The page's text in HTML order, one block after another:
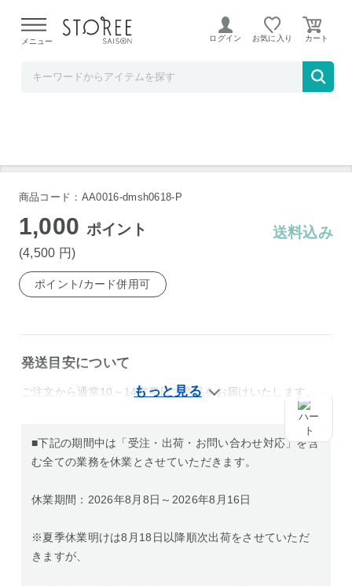
よる配送遅延が発生しております。
メニュー ログイン お気に入り
福岡 博多華味鳥 一膳カレー 10食
商品コード：AA0016-dmsh0618-P
1,000 ポイント
(4,500 円)
送料込み
ポイント/カード併用可
発送目安について
ご注文から通常10～14営業日で商品をお届けいたします。
■下記の期間中は「受注・出荷・お問い合わせ対応」を含
む全ての業務を休業とさせていただきます。
休業期間：2026年8月8日～2026年8月16日
※夏季休業明けは8月18日以降順次出荷をさせていただ
きますが、